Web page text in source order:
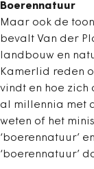
Boerennatuur
Maar ook de
bevalt Van der
landbouw en
Kamerlid reden
vindt en hoe zich
al millennia met
weten of het
‘boerennatuur’
‘boerennatuur’